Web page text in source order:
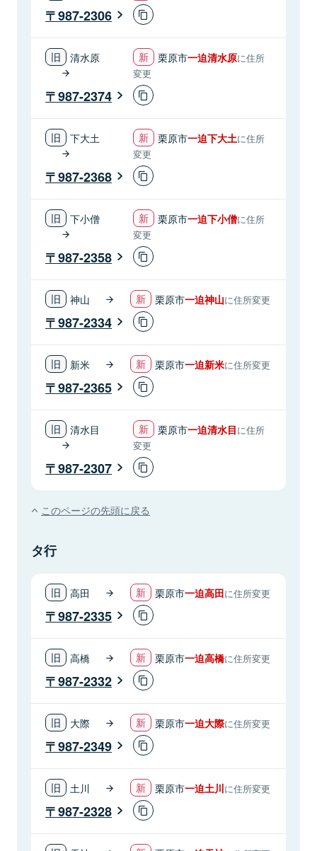
987-2306
清水原 栗原市一迫清水原に住所
変更
987-2374
下大土 栗原市一迫下大土に住所
変更
987-2368
下小僧 栗原市一迫下小僧に住所
変更
987-2358
神山 栗原市一迫神山に住所変更
987-2334
新米 栗原市一迫新米に住所変更
987-2365
清水目 栗原市一迫清水目に住所
変更
987-2307
このページの先頭に戻る
タ行
高田 栗原市一迫高田に住所変更
987-2335
高橋 栗原市一迫高橋に住所変更
987-2332
大際 栗原市一迫大際に住所変更
987-2349
土川 栗原市一迫土川に住所変更
987-2328